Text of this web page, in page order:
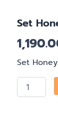
Set
Set
จำนวน
Honey
Murcott
Orange
Pink
Bukcet